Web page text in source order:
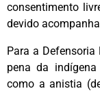
consentimento
devido
Para a Defensoria
pena da
como a anistia